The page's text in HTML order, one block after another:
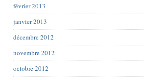
février 2013
janvier 2013
décembre 2012
novembre 2012
octobre 2012